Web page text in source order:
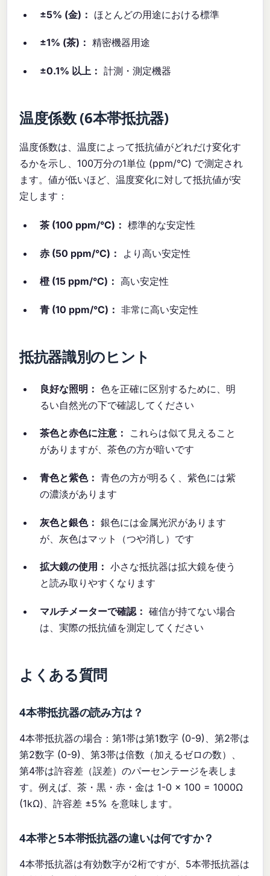
±5% (金)： ほとんどの用途における標準
±1% (茶)： 精密機器用途
±0.1% 以上： 計測・測定機器
温度係数 (6本帯抵抗器)
温度係数は、温度によって抵抗値がどれだけ変化す
るかを示し、100万分の1単位 (ppm/°C) で測定され
ます。値が低いほど、温度変化に対して抵抗値が安
定します：
茶 (100 ppm/°C)： 標準的な安定性
赤 (50 ppm/°C)： より高い安定性
橙 (15 ppm/°C)： 高い安定性
青 (10 ppm/°C)： 非常に高い安定性
抵抗器識別のヒント
良好な照明： 色を正確に区別するために、明
るい自然光の下で確認してください
茶色と赤色に注意：
これらは似て見えること
がありますが、茶色の方が暗いです
青色と紫色： 青色の方が明るく、紫色には紫
の濃淡があります
灰色と銀色： 銀色には金属光沢があります
が、灰色はマット（つや消し）です
拡大鏡の使用： 小さな抵抗器は拡大鏡を使う
と読み取りやすくなります
マルチメーターで確認： 確信が持てない場合
は、実際の抵抗値を測定してください
よくある質問
4本帯抵抗器の読み方は？
4本帯抵抗器の場合：第1帯は第1数字 (0-9)、第2帯は
第2数字 (0-9)、第3帯は倍数（加えるゼロの数）、
第4帯は許容差（誤差）のパーセンテージを表しま
す。例えば、茶・黒・赤・金は 1-0 × 100 = 1000Ω
(1kΩ)、許容差 ±5% を意味します。
4本帯と5本帯抵抗器の違いは何ですか？
4本帯抵抗器は有効数字が2桁ですが、5本帯抵抗器は